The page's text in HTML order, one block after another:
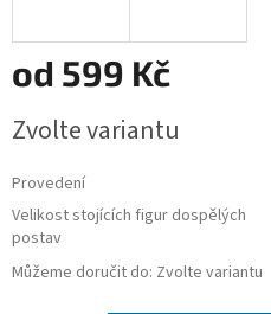
od 599 Kč
cena:
Zvolte variantu
Provedení
Velikost stojících figur dospělých
postav
Můžeme doručit do: Zvolte variantu